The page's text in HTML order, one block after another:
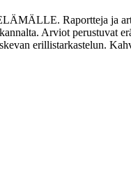
Raportteja ja
Arviot perustuvat
erillistarkastelun.